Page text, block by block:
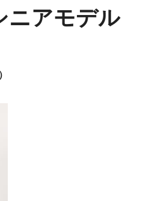
ニアモデル